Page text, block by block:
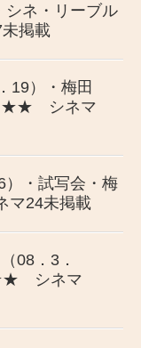
シネ・リーブル
掲載
19）・梅田
シネマ
）・試写会・梅
24未掲載
（08．3．
シネマ